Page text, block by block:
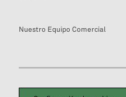
Nuestro Equipo Comercial